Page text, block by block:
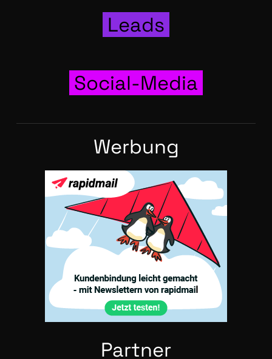
Leads
Social-Media
Wer­bung
Part­ner